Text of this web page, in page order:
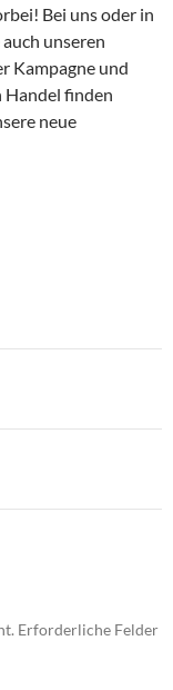
Bei uns oder in
unseren
Kampagne und
Handel finden
neue
Erforderliche Felder